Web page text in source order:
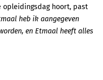
opleidingsdag hoort, past
heb ik aangegeven
en Etmaal heeft alles